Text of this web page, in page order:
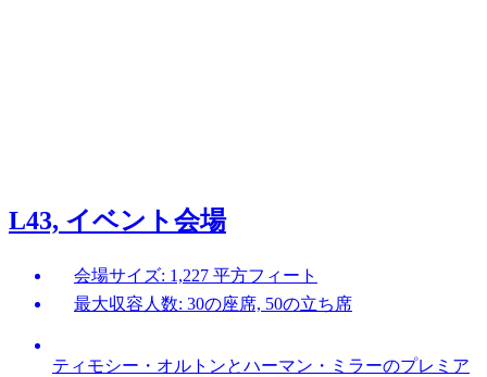
L43, イベント会場
会場サイズ: 1,227 平方フィート
最大収容人数: 30の座席, 50の立ち席
ティモシー・オルトンとハーマン・ミラーのプレミア